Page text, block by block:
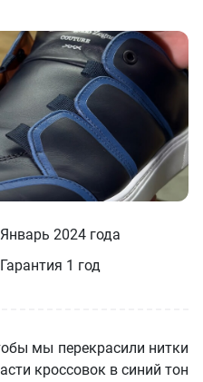
Январь 2024 года
Гарантия 1 год
мы перекрасили нитки
кроссовок в синий тон